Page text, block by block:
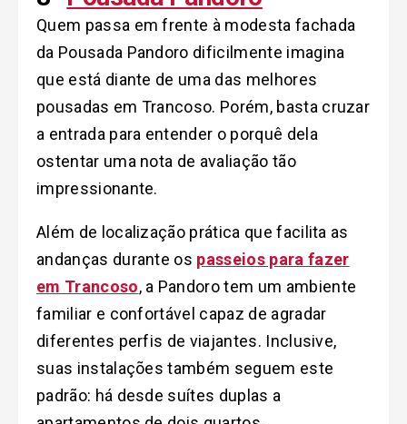
Quem passa em frente à modesta fachada
da Pousada Pandoro dificilmente imagina
que está diante de uma das melhores
pousadas em Trancoso. Porém, basta cruzar
a entrada para entender o porquê dela
ostentar uma nota de avaliação tão
impressionante.
Além de localização prática que facilita as
andanças durante os passeios para fazer
em Trancoso, a Pandoro tem um ambiente
familiar e confortável capaz de agradar
diferentes perfis de viajantes. Inclusive,
suas instalações também seguem este
padrão: há desde suítes duplas a